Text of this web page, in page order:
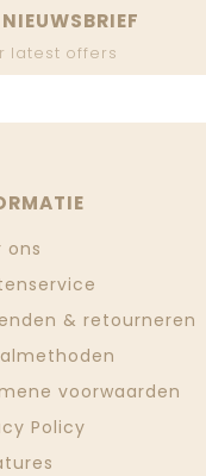
latest offers
ons
& retourneren
voorwaarden
Policy